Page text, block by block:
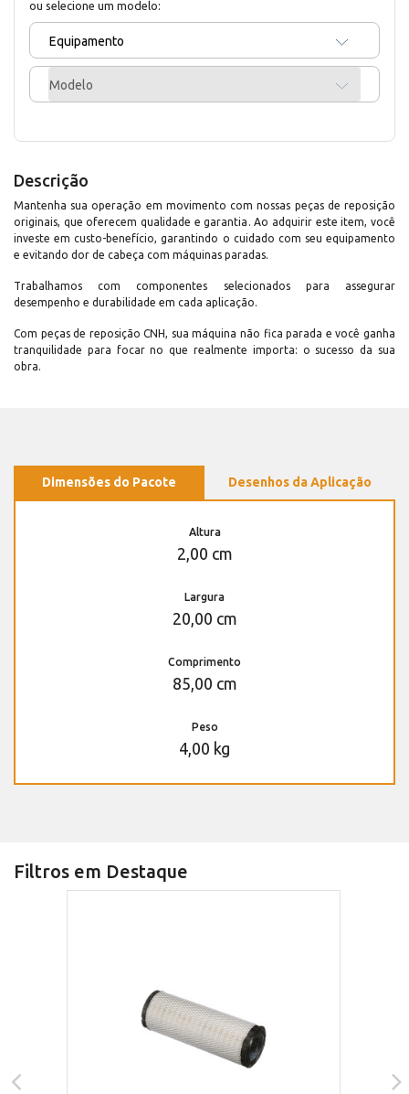
ou selecione um modelo:
Equipamento
Modelo
Descrição
Mantenha sua operação em movimento com nossas peças de reposição
originais, que oferecem qualidade e garantia. Ao adquirir este item, você
investe em custo-benefício, garantindo o cuidado com seu equipamento
e evitando dor de cabeça com máquinas paradas.
Trabalhamos com componentes selecionados para assegurar
desempenho e durabilidade em cada aplicação.
Com peças de reposição CNH, sua máquina não fica parada e você ganha
tranquilidade para focar no que realmente importa: o sucesso da sua
obra.
Dimensões do Pacote Desenhos da Aplicação
Altura
2,00 cm
Largura
20,00 cm
Comprimento
85,00 cm
Peso
4,00 kg
Filtros em Destaque